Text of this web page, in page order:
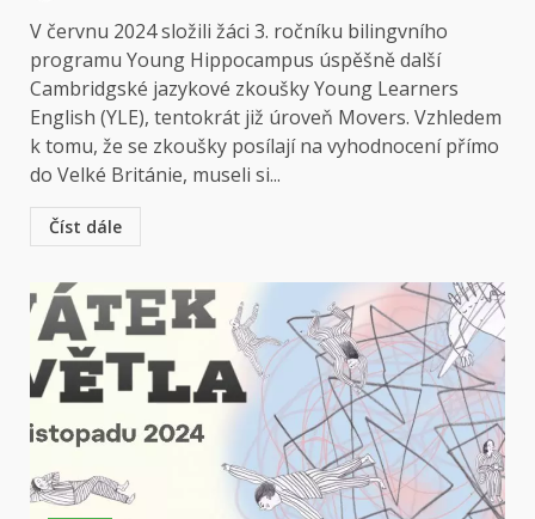
V červnu 2024 složili žáci 3. ročníku bilingvního
programu Young Hippocampus úspěšně další
Cambridgské jazykové zkoušky Young Learners
English (YLE), tentokrát již úroveň Movers. Vzhledem
k tomu, že se zkoušky posílají na vyhodnocení přímo
do Velké Británie, museli si...
Číst dále